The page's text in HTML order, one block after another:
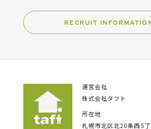
RECRUIT
運営会社
株式会社タフト
所在地
札幌市北区北20条西5